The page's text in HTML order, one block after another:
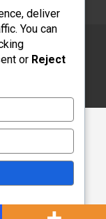
deliver
You can
or Reject